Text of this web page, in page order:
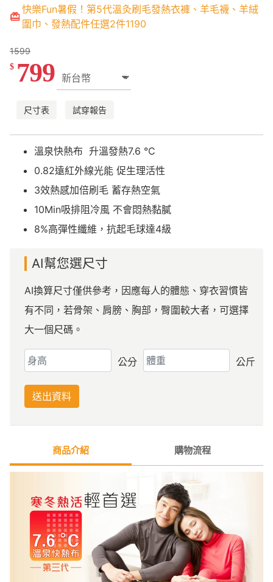
快樂Fun暑假！第5代溫灸刷毛發熱衣褲、羊毛襪、羊絨
圍巾、發熱配件任選2件1190
1599
$ 799
尺寸表 試穿報告
溫泉快熱布 升溫發熱7.6 °C
0.82遠紅外線光能 促生理活性
3效熱感加倍刷毛 蓄存熱空氣
10Min吸排阻冷風 不會悶熱黏膩
8%高彈性纖維，抗起毛球達4級
AI幫您選尺寸
AI換算尺寸僅供參考，因應每人的體態、穿衣習慣皆
有不同，若骨架、肩膀、胸部，臀圍較大者，可選擇
大一個尺碼。
公分 公斤
送出資料
商品介紹 購物流程